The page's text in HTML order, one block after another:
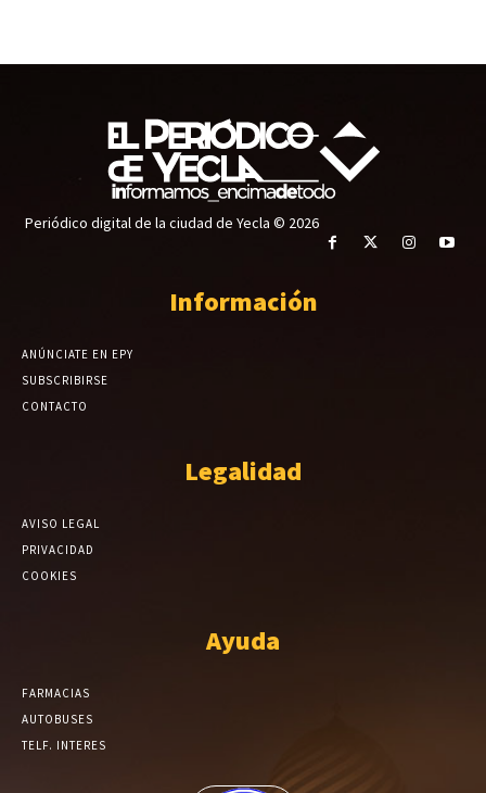
Periódico digital de la ciudad de Yecla © 2026
Información
ANÚNCIATE EN EPY
SUBSCRIBIRSE
CONTACTO
Legalidad
AVISO LEGAL
PRIVACIDAD
COOKIES
Ayuda
FARMACIAS
AUTOBUSES
TELF. INTERES